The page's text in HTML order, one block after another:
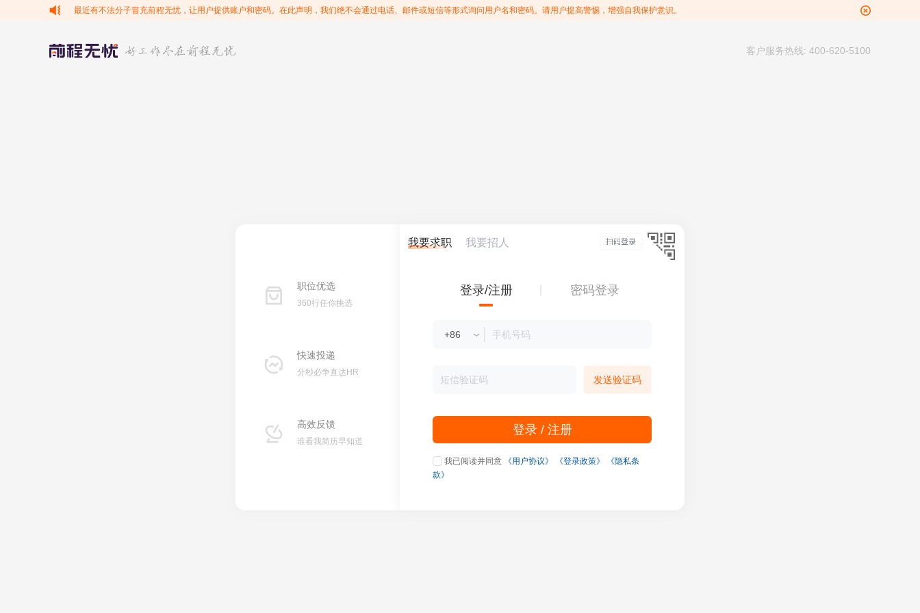
最近有不法分子冒充前程无忧，让用户提供账户和密码。在此声明，我们绝不会通过电话、邮件或短信等形式询问用户名和密码。请用户提高警惕，增强自我保护意识。
客户服务热线: 400-620-5100
职位优选
360行任你挑选
快速投递
分秒必争直达HR
高效反馈
谁看我简历早知道
我要求职 我要招人
登录/注册 密码登录
发送验证码
登录 / 注册
我已阅读并同意 《用户协议》 《登录政策》
《隐私条
款》